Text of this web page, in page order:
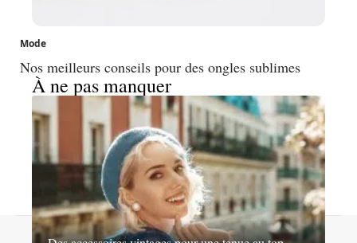
Mode
Nos meilleurs conseils pour des ongles sublimes
À ne pas manquer
Contact Mentions légales Sitemap